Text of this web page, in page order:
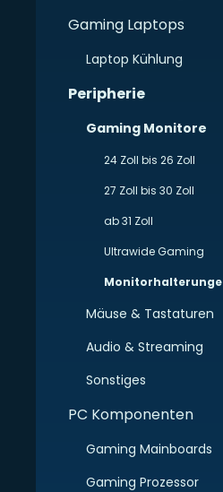
Gaming Laptops
Laptop Kühlung
Peripherie
Gaming Monitore
24 Zoll bis 26 Zoll
27 Zoll bis 30 Zoll
ab 31 Zoll
Ultrawide Gaming
Mäuse & Tastaturen
Audio & Streaming
Sonstiges
PC Komponenten
Gaming Mainboards
Gaming Prozessor